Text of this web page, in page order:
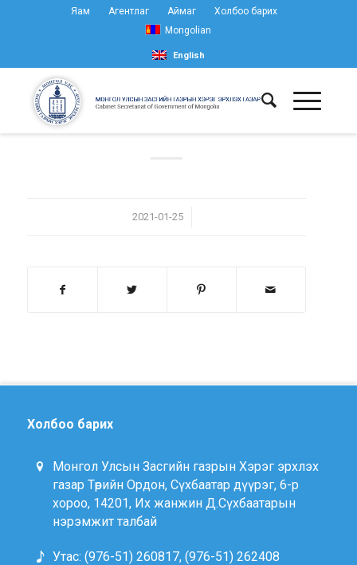
Яам Агентлаг Аймаг
Холбоо барих
Mongolian
English
2021-01-25
/
Холбоо барих
Монгол Улсын Засгийн газрын Хэрэг эрхлэх
газар Төрийн Ордон, Сүхбаатар дүүрэг, 6-р
хороо, 14201, Их жанжин Д.Сүхбаатарын
нэрэмжит талбай
Утас: (976-51) 260817, (976-51) 262408